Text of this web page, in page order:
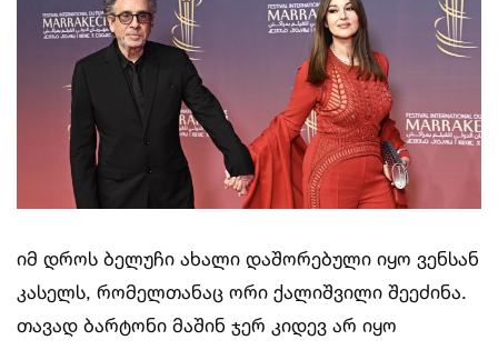
იმ დროს ბელუჩი ახალი დაშორებული იყო ვენსან
კასელს, რომელთანაც ორი ქალიშვილი შეეძინა.
თავად ბარტონი მაშინ ჯერ კიდევ არ იყო